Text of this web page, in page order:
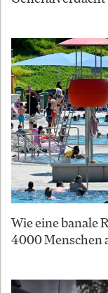
Wie eine banale
4000 Menschen